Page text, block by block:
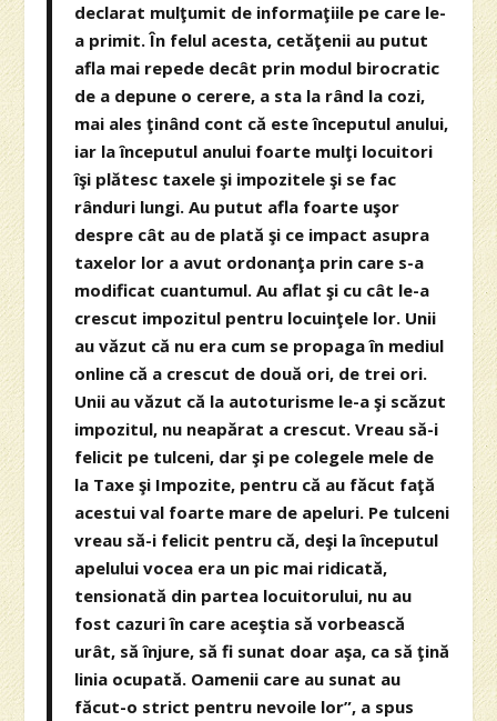
declarat mulţumit de informaţiile pe care le-
a primit. În felul acesta, cetăţenii au putut
afla mai repede decât prin modul birocratic
de a depune o cerere, a sta la rând la cozi,
mai ales ţinând cont că este începutul anului,
iar la începutul anului foarte mulţi locuitori
îşi plătesc taxele şi impozitele şi se fac
rânduri lungi. Au putut afla foarte uşor
despre cât au de plată şi ce impact asupra
taxelor lor a avut ordonanţa prin care s-a
modificat cuantumul. Au aflat şi cu cât le-a
crescut impozitul pentru locuinţele lor. Unii
au văzut că nu era cum se propaga în mediul
online că a crescut de două ori, de trei ori.
Unii au văzut că la autoturisme le-a şi scăzut
impozitul, nu neapărat a crescut. Vreau să-i
felicit pe tulceni, dar şi pe colegele mele de
la Taxe şi Impozite, pentru că au făcut faţă
acestui val foarte mare de apeluri. Pe tulceni
vreau să-i felicit pentru că, deşi la începutul
apelului vocea era un pic mai ridicată,
tensionată din partea locuitorului, nu au
fost cazuri în care aceştia să vorbească
urât, să înjure, să fi sunat doar aşa, ca să ţină
linia ocupată. Oamenii care au sunat au
făcut-o strict pentru nevoile lor”, a spus